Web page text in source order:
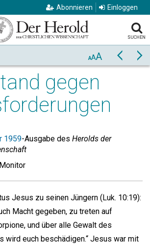
Abonnieren Einloggen
SUCHEN
AAA Zurück
gegen
1959-Ausgabe des Herolds der
Jesus zu seinen Jüngern (Luk. 10:19):
Macht gegeben, zu treten auf
und über alle Gewalt des
wird euch beschädigen.“ Jesus war mit